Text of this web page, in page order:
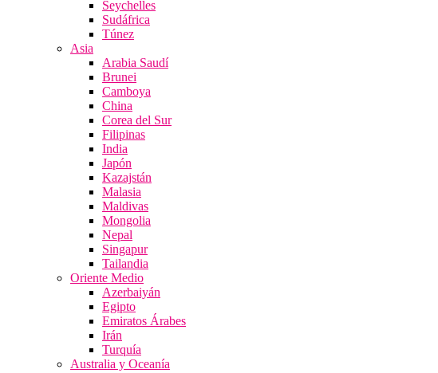
Seychelles
Sudáfrica
Túnez
Asia
Arabia Saudí
Brunei
Camboya
China
Corea del Sur
Filipinas
India
Japón
Kazajstán
Malasia
Maldivas
Mongolia
Nepal
Singapur
Tailandia
Oriente Medio
Azerbaiyán
Egipto
Emiratos Árabes
Irán
Turquía
Australia y Oceanía